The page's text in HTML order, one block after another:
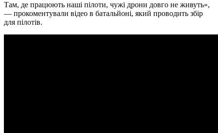
Там, де працюють наші пілоти, чужі дрони довго не живуть»,
— прокоментували відео в батальйоні, який проводить збір
для пілотів.